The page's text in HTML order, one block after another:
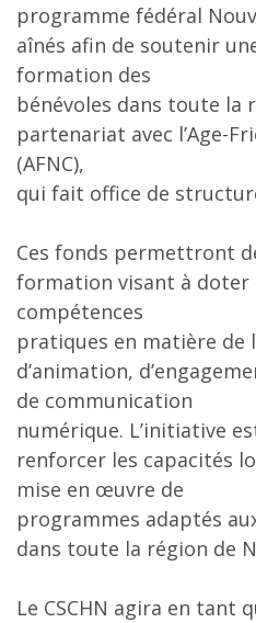
programme fédéral
aînés afin de soutenir
formation des
bénévoles dans toute la
partenariat avec l’Age-
(AFNC),
qui fait office de
Ces fonds permettront
formation visant à doter
compétences
pratiques en matière de
d’animation,
de communication
numérique. L’initiative
renforcer les capacités
mise en œuvre de
programmes adaptés
dans toute la région de
Le CSCHN agira en tant